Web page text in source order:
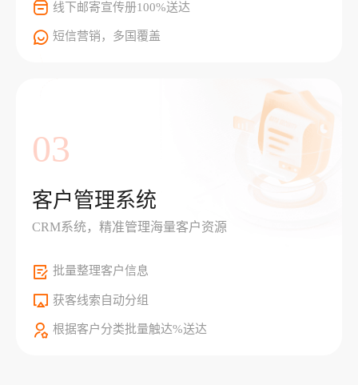
线下邮寄宣传册100%送达
短信营销，多国覆盖
03
客户管理系统
CRM系统，精准管理海量客户资源
批量整理客户信息
获客线索自动分组
根据客户分类批量触达%送达